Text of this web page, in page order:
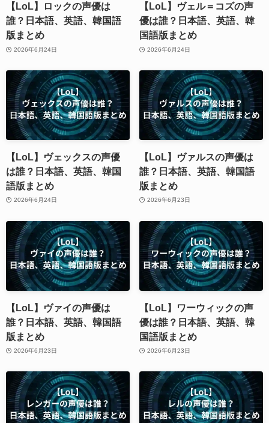
【LoL】ロックの声優は
誰？日本語、英語、韓国語
版まとめ
2026年6月24日
【LoL】ヴェル＝コズの声
優は誰？日本語、英語、韓
国語版まとめ
2026年6月24日
【LoL】ヴェックスの声優
は誰？日本語、英語、韓国
語版まとめ
2026年6月24日
【LoL】ヴァルスの声優は
誰？日本語、英語、韓国語
版まとめ
2026年6月23日
【LoL】ヴァイの声優は
誰？日本語、英語、韓国語
版まとめ
2026年6月23日
【LoL】ワーウィックの声
優は誰？日本語、英語、韓
国語版まとめ
2026年6月23日